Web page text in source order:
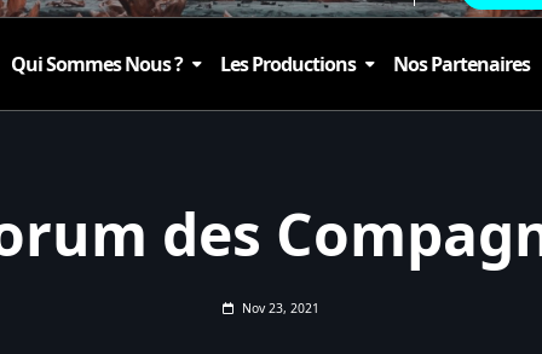
Qui Sommes Nous ? Les Productions Nos Partenaires
des
Nov 23, 2021